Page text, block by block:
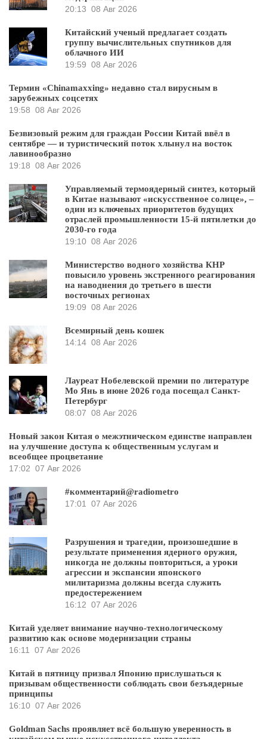
20:13 08 Авг 2026
Китайский ученый предлагает создать
группу вычислительных спутников для
облачного ИИ
19:59 08 Авг 2026
Термин «Chinamaxxing» недавно стал вирусным в
зарубежных соцсетях
19:58 08 Авг 2026
Безвизовый режим для граждан России Китай ввёл в
сентябре — и туристический поток хлынул на восток
лавинообразно
19:18 08 Авг 2026
Управляемый термоядерный синтез, который
в Китае называют «искусственное солнце», –
один из ключевых приоритетов будущих
отраслей промышленности 15-й пятилетки до
2030-го года
19:10 08 Авг 2026
Министерство водного хозяйства КНР
повысило уровень экстренного реагирования
на наводнения до третьего в шести
восточных регионах
19:09 08 Авг 2026
Всемирный день кошек
14:14 08 Авг 2026
Лауреат Нобелевской премии по литературе
Мо Янь в июне 2026 года посещал Санкт-
Петербург
08:07 08 Авг 2026
Новый закон Китая о межэтническом единстве направлен
на улучшение доступа к общественным услугам и
всеобщее процветание
17:02 07 Авг 2026
#комментарий@radiometro
17:01
07 Авг 2026
Разрушения и трагедии, произошедшие в
результате применения ядерного оружия,
никогда не должны повториться, а уроки
агрессии и экспансии японского
милитаризма должны всегда служить
предостережением
16:12 07 Авг 2026
Китай уделяет внимание научно-технологическому
развитию как основе модернизации страны
16:11
07 Авг 2026
Китай в пятницу призвал Японию прислушаться к
призывам общественности соблюдать свои безъядерные
принципы
16:10 07 Авг 2026
Goldman Sachs проявляет всё большую уверенность в